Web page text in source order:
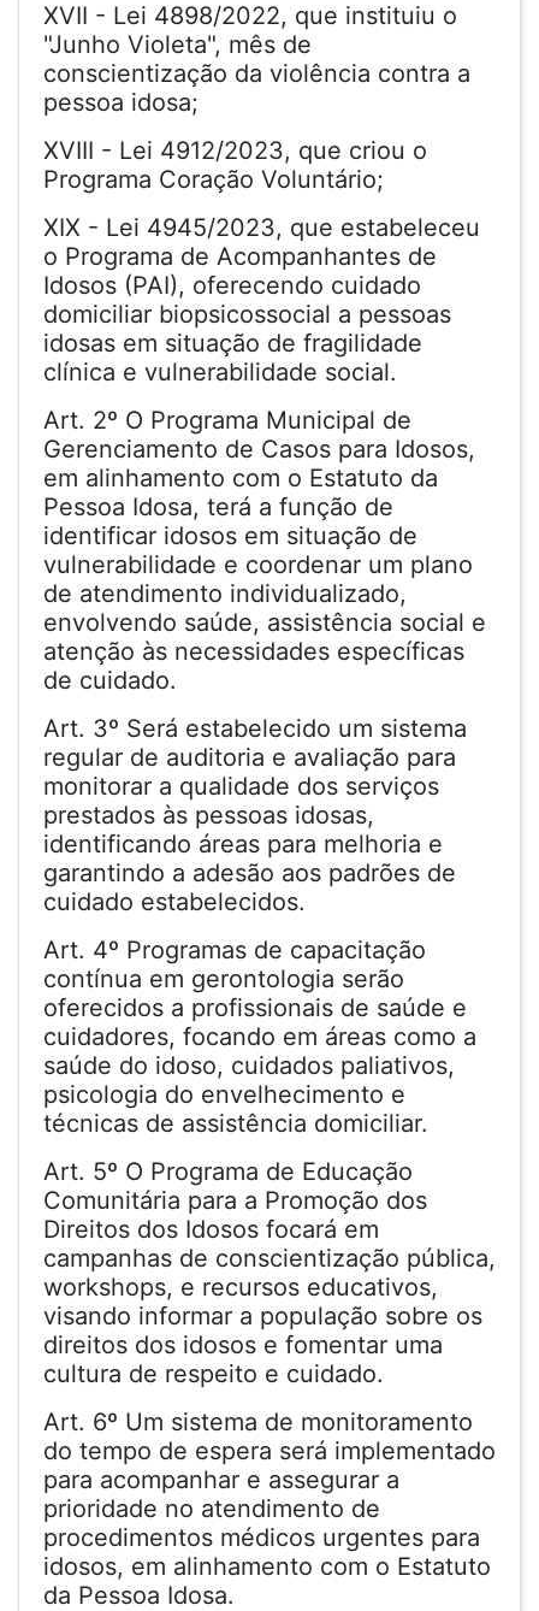
XVII - Lei 4898/2022, que instituiu o
"Junho Violeta", mês de
conscientização da violência contra a
pessoa idosa;
XVIII - Lei 4912/2023, que criou o
Programa Coração Voluntário;
XIX - Lei 4945/2023, que estabeleceu
o Programa de Acompanhantes de
Idosos (PAI), oferecendo cuidado
domiciliar biopsicossocial a pessoas
idosas em situação de fragilidade
clínica e vulnerabilidade social.
Art. 2º O Programa Municipal de
Gerenciamento de Casos para Idosos,
em alinhamento com o Estatuto da
Pessoa Idosa, terá a função de
identificar idosos em situação de
vulnerabilidade e coordenar um plano
de atendimento individualizado,
envolvendo saúde, assistência social e
atenção às necessidades específicas
de cuidado.
Art. 3º Será estabelecido um sistema
regular de auditoria e avaliação para
monitorar a qualidade dos serviços
prestados às pessoas idosas,
identificando áreas para melhoria e
garantindo a adesão aos padrões de
cuidado estabelecidos.
Art. 4º Programas de capacitação
contínua em gerontologia serão
oferecidos a profissionais de saúde e
cuidadores, focando em áreas como a
saúde do idoso, cuidados paliativos,
psicologia do envelhecimento e
técnicas de assistência domiciliar.
Art. 5º O Programa de Educação
Comunitária para a Promoção dos
Direitos dos Idosos focará em
campanhas de conscientização pública,
workshops, e recursos educativos,
visando informar a população sobre os
direitos dos idosos e fomentar uma
cultura de respeito e cuidado.
Art. 6º Um sistema de monitoramento
do tempo de espera será implementado
para acompanhar e assegurar a
prioridade no atendimento de
procedimentos médicos urgentes para
idosos, em alinhamento com o Estatuto
da Pessoa Idosa.